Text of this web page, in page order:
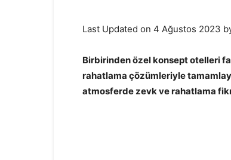
Last Updated on 4 Ağustos 2023
Birbirinden özel konsept otelleri
rahatlama çözümleriyle
atmosferde zevk ve rahatlama